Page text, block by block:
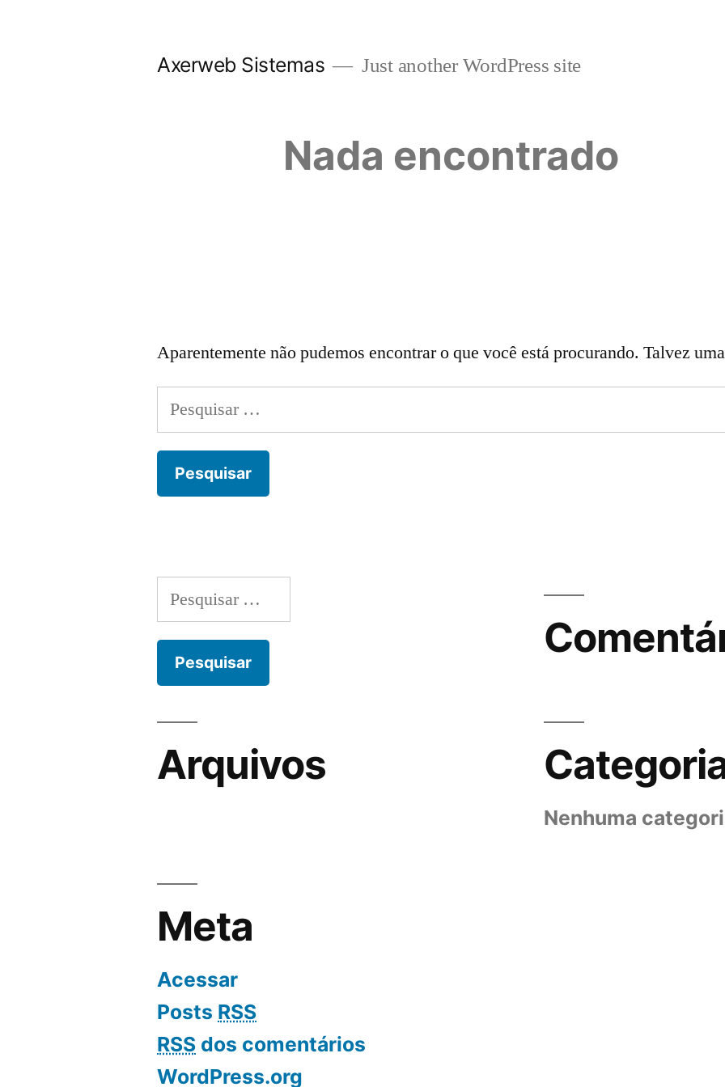
Axerweb Sistemas Just another WordPress site
Nada encontrado
Aparentemente não pudemos encontrar o que você está procurando. Talvez
Pesquisar
por:
Pesquisar
por:
Arquivos
Nenhuma
Meta
Acessar
Posts RSS
RSS dos comentários
WordPress.org